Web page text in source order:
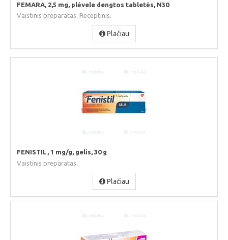
FEMARA, 2,5 mg, plėvele dengtos tabletės, N30
Vaistinis preparatas. Receptinis.
Plačiau
FENISTIL, 1 mg/g, gelis, 30 g
Vaistinis preparatas.
Plačiau